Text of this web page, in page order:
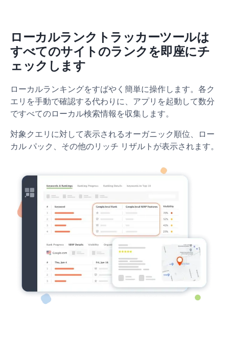
ローカルランクトラッカーツールは
すべてのサイトのランクを即座にチ
ェックします
ローカルランキングをすばやく簡単に操作します。各ク
エリを手動で確認する代わりに、アプリを起動して数分
ですべてのローカル検索情報を収集します。
対象クエリに対して表示されるオーガニック順位、ロー
カル パック、その他のリッチ リザルトが表示されます。